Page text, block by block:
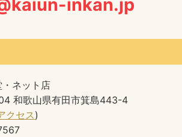
inkan.jp
ネット店
和歌山県有田市箕島443-4
クセス)